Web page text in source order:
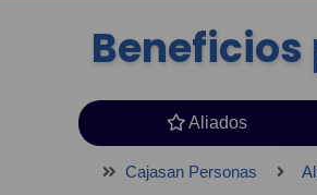
Beneficios
Aliados
Cajasan Personas